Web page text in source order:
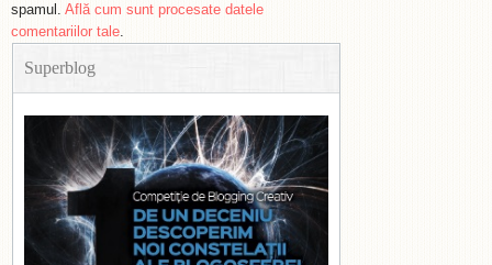
spamul. Află cum sunt procesate datele
comentariilor tale.
Superblog